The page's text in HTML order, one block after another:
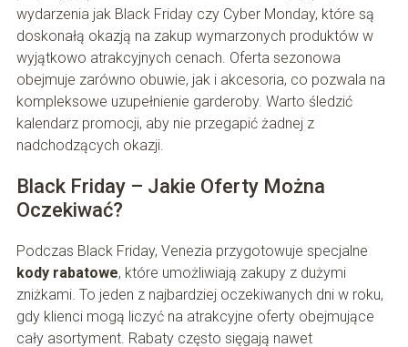
wydarzenia jak Black Friday czy Cyber Monday, które są
doskonałą okazją na zakup wymarzonych produktów w
wyjątkowo atrakcyjnych cenach. Oferta sezonowa
obejmuje zarówno obuwie, jak i akcesoria, co pozwala na
kompleksowe uzupełnienie garderoby. Warto śledzić
kalendarz promocji, aby nie przegapić żadnej z
nadchodzących okazji.
Black Friday – Jakie Oferty Można
Oczekiwać?
Podczas Black Friday, Venezia przygotowuje specjalne
kody rabatowe, które umożliwiają zakupy z dużymi
zniżkami. To jeden z najbardziej oczekiwanych dni w roku,
gdy klienci mogą liczyć na atrakcyjne oferty obejmujące
cały asortyment. Rabaty często sięgają nawet